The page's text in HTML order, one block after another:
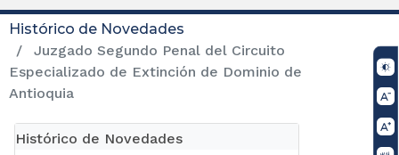
Histórico de Novedades
Juzgado Segundo Penal del Circuito
Especializado de Extinción de Dominio de
Antioquia
Histórico de Novedades